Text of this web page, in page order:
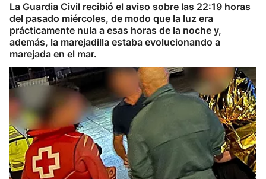
La Guardia Civil recibió el aviso sobre las 22:19 horas
del pasado miércoles, de modo que la luz era
prácticamente nula a esas horas de la noche y,
además, la marejadilla estaba evolucionando a
marejada en el mar.